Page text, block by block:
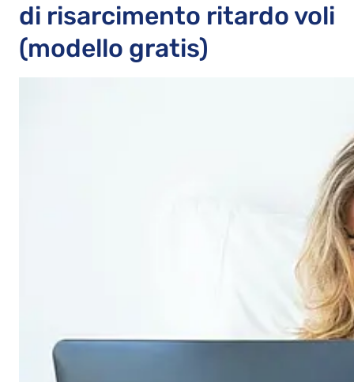
di risarcimento ritardo voli
(modello gratis)